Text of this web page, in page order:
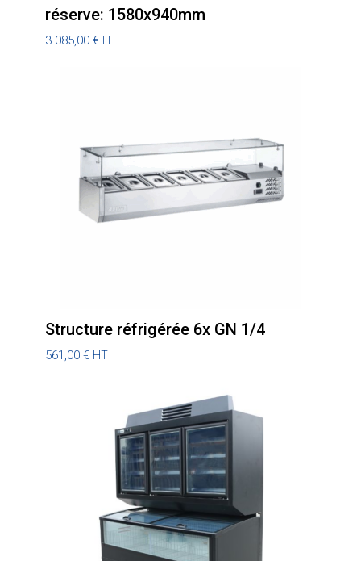
réserve: 1580x940mm
3.085,00 € HT
Structure réfrigérée 6x GN 1/4
561,00 € HT